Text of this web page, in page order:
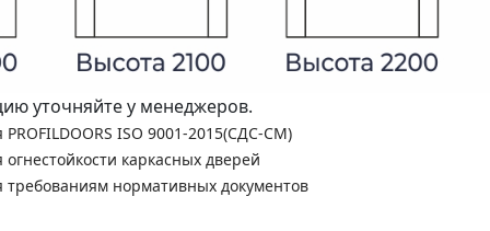
уточняйте у менеджеров.
ISO 9001-2015(СДС-СМ)
каркасных дверей
требованиям нормативных документов